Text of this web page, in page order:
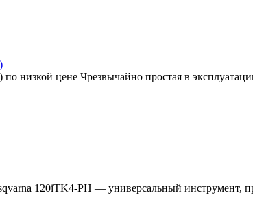
низкой цене Чрезвычайно простая в
120iTK4-PH — универсальный инструмент,